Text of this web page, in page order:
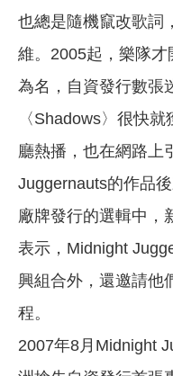
也總是隨機竄改歌詞
維。2005起，樂隊
為名，自資發行數張
〈Shadows〉很快
廳熱播，也在網路上
Juggernauts的作品
廠牌發行的選輯中，
表示，Midnight
興組合外，還邀請他
程。
2007年8月Midnight